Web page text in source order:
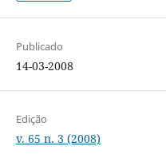
Publicado
14-03-2008
Edição
v. 65 n. 3 (2008)